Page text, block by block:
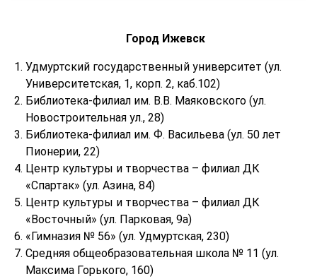
Город Ижевск
Удмуртский государственный университет (ул.
Университетская, 1, корп. 2, каб.102)
Библиотека-филиал им. В.В. Маяковского (ул.
Новостроительная ул., 28)
Библиотека-филиал им. Ф. Васильева (ул. 50 лет
Пионерии, 22)
Центр культуры и творчества – филиал ДК
«Спартак» (ул. Азина, 84)
Центр культуры и творчества – филиал ДК
«Восточный» (ул. Парковая, 9а)
«Гимназия № 56» (ул. Удмуртская, 230)
Средняя общеобразовательная школа № 11 (ул.
Максима Горького, 160)